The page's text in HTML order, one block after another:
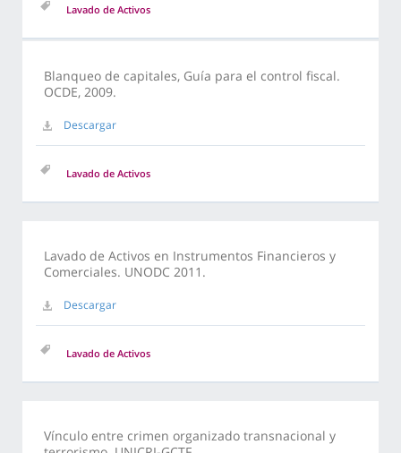
Lavado de Activos
Blanqueo de capitales, Guía para el control fiscal.
OCDE, 2009.
Descargar
Lavado de Activos
Lavado de Activos en Instrumentos Financieros y
Comerciales. UNODC 2011.
Descargar
Lavado de Activos
Vínculo entre crimen organizado transnacional y